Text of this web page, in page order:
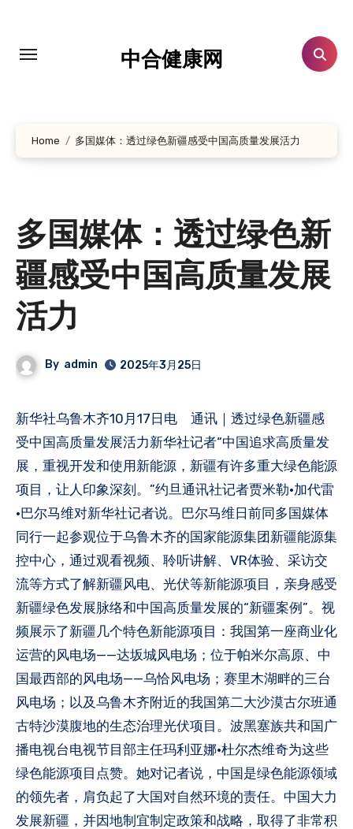
中合健康网
Home 多国媒体：透过绿色新疆感受中国高质量发展活力
多国媒体：透过绿色新
疆感受中国高质量发展
活力
By admin 2025年3月25日
新华社乌鲁木齐10月17日电 通讯｜透过绿色新疆感
受中国高质量发展活力新华社记者“中国追求高质量发
展，重视开发和使用新能源，新疆有许多重大绿色能源
项目，让人印象深刻。”约旦通讯社记者贾米勒·加代雷
·巴尔马维对新华社记者说。巴尔马维日前同多国媒体
同行一起参观位于乌鲁木齐的国家能源集团新疆能源集
控中心，通过观看视频、聆听讲解、VR体验、采访交
流等方式了解新疆风电、光伏等新能源项目，亲身感受
新疆绿色发展脉络和中国高质量发展的“新疆案例”。视
频展示了新疆几个特色新能源项目：我国第一座商业化
运营的风电场——达坂城风电场；位于帕米尔高原、中
国最西部的风电场——乌恰风电场；赛里木湖畔的三台
风电场；以及乌鲁木齐附近的我国第二大沙漠古尔班通
古特沙漠腹地的生态治理光伏项目。波黑塞族共和国广
播电视台电视节目部主任玛利亚娜·杜尔杰维奇为这些
绿色能源项目点赞。她对记者说，中国是绿色能源领域
的领先者，肩负起了大国对自然环境的责任。中国大力
发展新疆，并因地制宜制定政策和战略，取得了非常积